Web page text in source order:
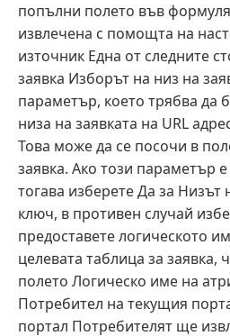
попълни полето във
извлечена с помощта на
източник Една от следните
заявка Изборът на низ на
параметър, което трябва да
низа на заявката на URL
Това може да се посочи в
заявка. Ако този параметър
тогава изберете Да за Низът
ключ, в противен случай
предоставете логическото
целевата таблица за заявка,
полето Логическо име на
Потребител на текущия
портал Потребителят ще